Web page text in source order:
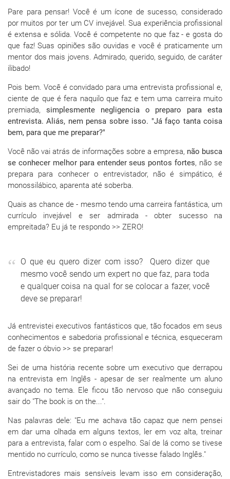
Pare para pensar! Você é um ícone de sucesso, considerado
por muitos por ter um CV invejável. Sua experiência profissional
é extensa e sólida. Você é competente no que faz - e gosta do
que faz! Suas opiniões são ouvidas e você é praticamente um
mentor dos mais jovens. Admirado, querido, seguido, de caráter
ilibado!
Pois bem. Você é convidado para uma entrevista profissional e,
ciente de que é fera naquilo que faz e tem uma carreira muito
premiada, simplesmente negligencia o preparo para esta
entrevista. Aliás, nem pensa sobre isso. "Já faço tanta coisa
bem, para que me preparar?"
Você não vai atrás de informações sobre a empresa, não busca
se conhecer melhor para entender seus pontos fortes, não se
prepara para conhecer o entrevistador, não é simpático, é
monossilábico, aparenta até soberba.
Quais as chance de - mesmo tendo uma carreira fantástica, um
currículo invejável e ser admirada - obter sucesso na
empreitada? Eu já te respondo >> ZERO!
O que eu quero dizer com isso? Quero dizer que
mesmo você sendo um expert no que faz, para toda
e qualquer coisa na qual for se colocar a fazer, você
deve se preparar!
Já entrevistei executivos fantásticos que, tão focados em seus
conhecimentos e sabedoria profissional e técnica, esqueceram
de fazer o óbvio >> se preparar!
Sei de uma história recente sobre um executivo que derrapou
na entrevista em Inglês - apesar de ser realmente um aluno
avançado no tema. Ele ficou tão nervoso que não conseguiu
sair do "The book is on the...".
Nas palavras dele: "Eu me achava tão capaz que nem pensei
em dar uma olhada em alguns textos, ler em voz alta, treinar
para a entrevista, falar com o espelho. Saí de lá como se tivese
mentido no currículo, como se nunca tivesse falado Inglês."
Entrevistadores mais sensíveis levam isso em consideração,